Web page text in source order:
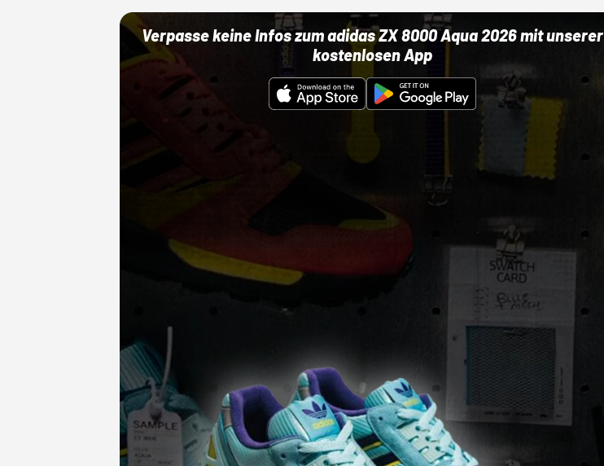
Verpasse keine Infos zum adidas ZX 8000 Aqua 2026 mit unserer
kostenlosen App